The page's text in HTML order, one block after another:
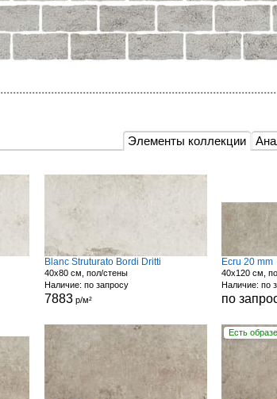
Элементы коллекции
Blanc Struturato Bordi Dritti
40x80 см, пол/стены
Наличие: по запросу
7883р/м²
Ecru 20 mm
40x120 см,
Наличие: по
по
Есть